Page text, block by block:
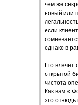
чем же
новый или
если
однако в
Его
открытой
чистота
Как вам «
это отнюдь